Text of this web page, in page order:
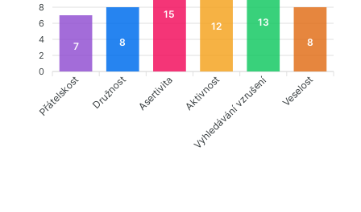
8
6
4
2
0
7 8
15
12
13
8
Přátelskost Družnost Asertivita Aktivnost
Vyhledávání vzrušení Veselost